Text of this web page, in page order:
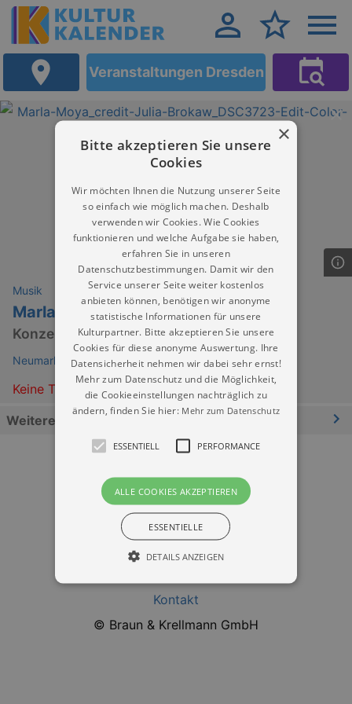
Veranstaltungen Dresden
Musik
Marla Moya (DE)
Konzert
Neumarkt Dresden
Keine Termine
Weitere Informationen
Datenschutz
Kontakt
© Braun & Krellmann GmbH
×
Bitte akzeptieren Sie unsere
Cookies
Wir möchten Ihnen die Nutzung unserer Seite
so einfach wie möglich machen. Deshalb
verwenden wir Cookies. Wie Cookies
funktionieren und welche Aufgabe sie haben,
erfahren Sie in unseren
Datenschutzbestimmungen. Damit wir den
Service unserer Seite weiter kostenlos
anbieten können, benötigen wir anonyme
statistische Informationen für unsere
Kulturpartner. Bitte akzeptieren Sie unsere
Cookies für diese anonyme Auswertung. Ihre
Datensicherheit nehmen wir dabei sehr ernst!
Mehr zum Datenschutz und die Möglichkeit,
die Cookieeinstellungen nachträglich zu
ändern, finden Sie hier: Mehr zum Datenschutz
ESSENTIELL PERFORMANCE
ALLE COOKIES AKZEPTIEREN
ESSENTIELLE
DETAILS ANZEIGEN